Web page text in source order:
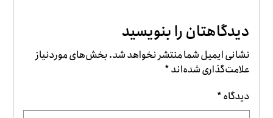
دیدگاهتان را بنویسید
نشانی ایمیل شما منتشر نخواهد شد.بخش‌های موردنیاز
علامت‌گذاری شده‌اند*
دیدگاه*